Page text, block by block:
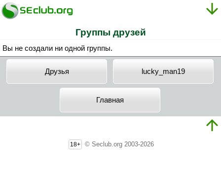
Группы друзей
Вы не создали ни одной группы.
Друзья lucky_man19
Главная
18+ © Seclub.org 2003-2026